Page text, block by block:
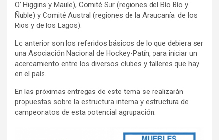
O’ Higgins y Maule), Comité Sur (regiones del Bío Bío y
Ñuble) y Comité Austral (regiones de la Araucanía, de los
Ríos y de los Lagos).
Lo anterior son los referidos básicos de lo que debiera ser
una Asociación Nacional de Hockey-Patín, para iniciar un
acercamiento entre los diversos clubes y talleres que hay
en el país.
En las próximas entregas de este tema se realizarán
propuestas sobre la estructura interna y estructura de
campeonatos de esta potencial agrupación.